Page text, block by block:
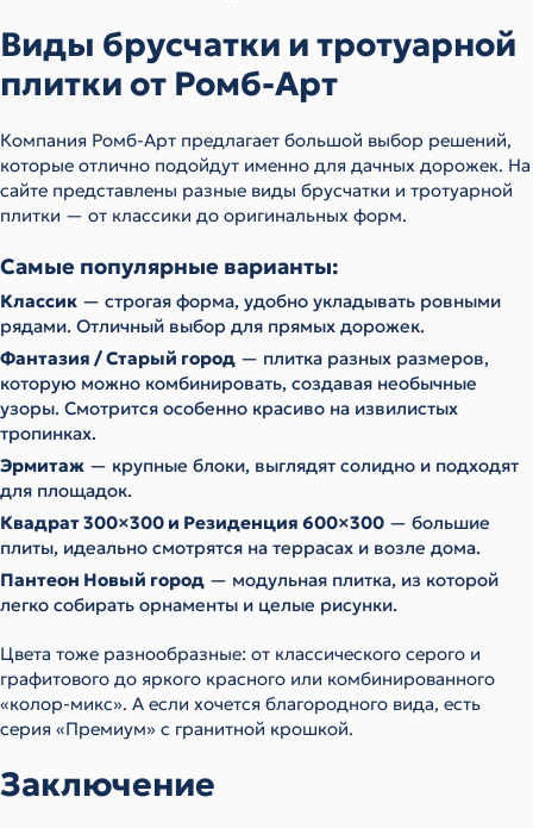
Виды брусчатки и тротуарной
плитки от Ромб-Арт
Компания Ромб-Арт предлагает большой выбор решений,
которые отлично подойдут именно для дачных дорожек. На
сайте представлены разные виды брусчатки и тротуарной
плитки — от классики до оригинальных форм.
Самые популярные варианты:
Классик — строгая форма, удобно укладывать ровными
рядами. Отличный выбор для прямых дорожек.
Фантазия / Старый город — плитка разных размеров,
которую можно комбинировать, создавая необычные
узоры. Смотрится особенно красиво на извилистых
тропинках.
Эрмитаж — крупные блоки, выглядят солидно и подходят
для площадок.
Квадрат 300×300 и Резиденция 600×300 — большие
плиты, идеально смотрятся на террасах и возле дома.
Пантеон Новый город — модульная плитка, из которой
легко собирать орнаменты и целые рисунки.
Цвета тоже разнообразные: от классического серого и
графитового до яркого красного или комбинированного
«колор-микс». А если хочется благородного вида, есть
серия «Премиум» с гранитной крошкой.
Заключение